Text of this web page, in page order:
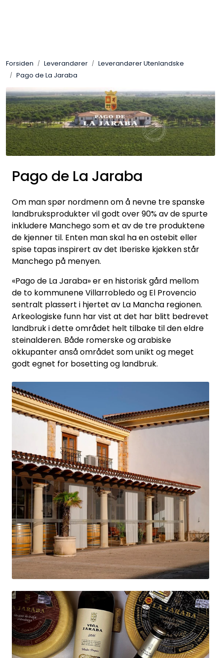
Forsiden Leverandører
Leverandører Utenlandske
Pago de La Jaraba
Pago de La Jaraba
Om man spør nordmenn om å nevne tre spanske
landbruksprodukter vil godt over 90% av de spurte
inkludere Manchego som et av de tre produktene
de kjenner til. Enten man skal ha en ostebit eller
spise tapas inspirert av det Iberiske kjøkken står
Manchego på menyen.
«Pago de La Jaraba» er en historisk gård mellom
de to kommunene Villarrobledo og El Provencio
sentralt plassert i hjertet av La Mancha regionen.
Arkeologiske funn har vist at det har blitt bedrevet
landbruk i dette området helt tilbake til den eldre
steinalderen. Både romerske og arabiske
okkupanter anså området som unikt og meget
godt egnet for bosetting og landbruk.
Kjøtt og spekemat
Tørrvarer
Konserver
Søtsaker
Olje & Eddik
Non Food
Inspirasjon
Leverandører